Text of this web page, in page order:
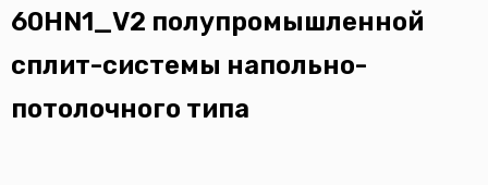
60HN1_V2 полупромышленной
сплит-системы напольно-
потолочного типа